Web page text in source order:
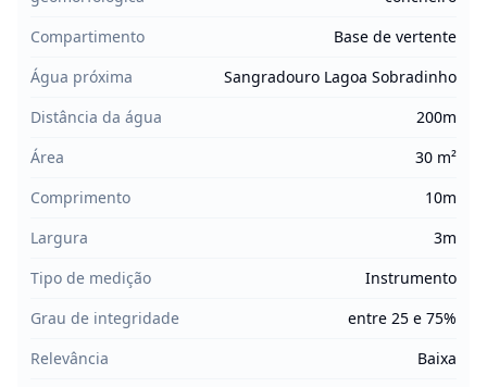
Compartimento
Base de vertente
Água próxima
Sangradouro Lagoa Sobradinho
Distância da água
200m
Área
30 m²
Comprimento
10m
Largura
3m
Tipo de medição
Instrumento
Grau de integridade
entre 25 e 75%
Relevância
Baixa